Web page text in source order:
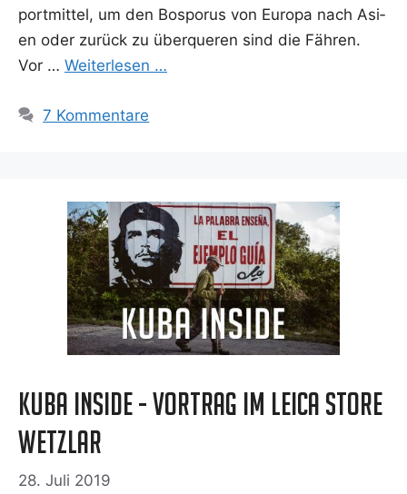
port­mit­tel, um den Bos­po­rus von Euro­pa nach Asi­
en oder zurück zu über­que­ren sind die Fäh­ren.
Vor … Wei­ter­le­sen …
7 Kommentare
Kuba Inside - Vortrag im Leica Store
Wetzlar
28. Juli 2019